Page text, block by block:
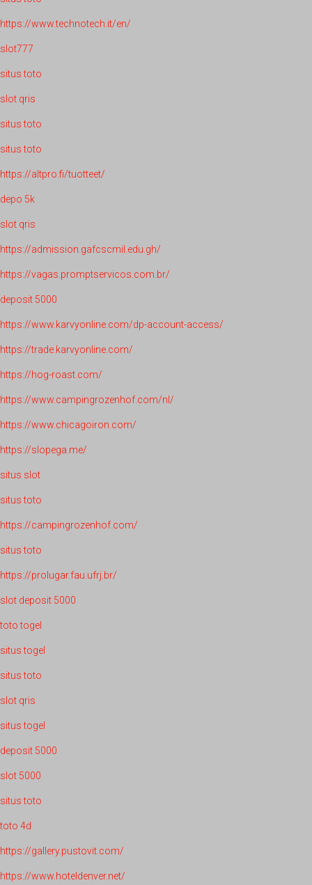
https://www.technotech.it/en/
slot777
situs toto
slot qris
situs toto
situs toto
https://altpro.fi/tuotteet/
depo 5k
slot qris
https://admission.gafcscmil.edu.gh/
https://vagas.promptservicos.com.br/
deposit 5000
https://www.karvyonline.com/dp-account-access/
https://trade.karvyonline.com/
https://hog-roast.com/
https://www.campingrozenhof.com/nl/
https://www.chicagoiron.com/
https://slopega.me/
situs slot
situs toto
https://campingrozenhof.com/
situs toto
https://prolugar.fau.ufrj.br/
slot deposit 5000
toto togel
situs togel
situs toto
slot qris
situs togel
deposit 5000
slot 5000
situs toto
toto 4d
https://gallery.pustovit.com/
https://www.hoteldenver.net/